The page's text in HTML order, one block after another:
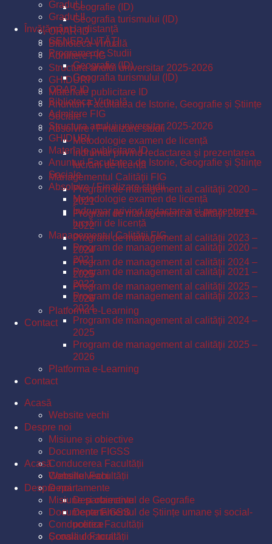
Geografie (ID)
Geografia turismului (ID)
ORAR ID
Biblioteca Virtuală
Admitere FIG
Structura anului universitar 2025-2026
GHIDURI
Materiale publicitare ID
Anunturi Facultatea de Istorie, Geografie și Științe
Sociale
Absolvire / Finalizare studii
Metodologie examen de licență
Îndrumar privind redactarea și prezentarea
lucrării de licență
Managementul Calităţii FIG
Program de management al calităţii 2020 –
2021
Program de management al calităţii 2021 –
2022
Program de management al calităţii 2023 –
2024
Program de management al calităţii 2024 –
2025
Program de management al calităţii 2025 –
2026
Platforma e-Learning
Contact
Gradul I
Gradul II
Învăţământ la distanţă
GENERALITĂŢI
Programe de Studii
Geografie (ID)
Geografia turismului (ID)
ORAR ID
Biblioteca Virtuală
Admitere FIG
Structura anului universitar 2025-2026
GHIDURI
Materiale publicitare ID
Anunturi Facultatea de Istorie, Geografie și Științe
Sociale
Absolvire / Finalizare studii
Metodologie examen de licență
Îndrumar privind redactarea și prezentarea
lucrării de licență
Managementul Calităţii FIG
Program de management al calităţii 2020 –
2021
Program de management al calităţii 2021 –
2022
Program de management al calităţii 2023 –
2024
Program de management al calităţii 2024 –
2025
Program de management al calităţii 2025 –
2026
Platforma e-Learning
Contact
Acasă
Website vechi
Despre noi
Misiune și obiective
Documente FIGSS
Conducerea Facultății
Consiliul Facultății
Departamente
Departamentul de Geografie
Departamentul de Științe umane și social-
politice
Școala doctorală
Acasă
Website vechi
Despre noi
Misiune și obiective
Documente FIGSS
Conducerea Facultății
Consiliul Facultății